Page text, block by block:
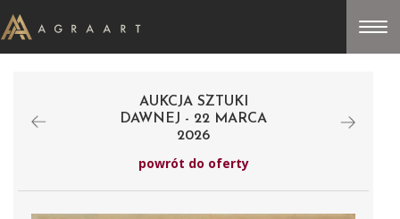
AUKCJA SZTUKI
DAWNEJ - 22 MARCA
2026
powrót do oferty